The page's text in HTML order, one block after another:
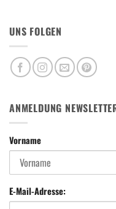
UNS FOLGEN
ANMELDUNG
Vorname
E-Mail-Adresse: